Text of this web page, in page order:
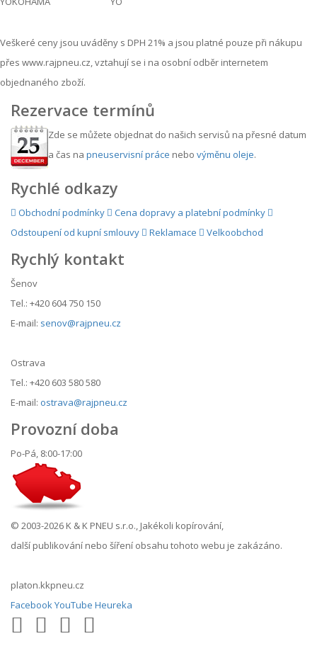
Veškeré ceny jsou uváděny s DPH 21% a jsou platné pouze při nákupu
přes www.rajpneu.cz, vztahují se i na osobní odběr internetem
objednaného zboží.
Rezervace termínů
Zde se můžete objednat do našich servisů na přesné datum
a čas na pneuservisní práce nebo výměnu oleje.
Rychlé odkazy
Obchodní podmínky
Cena dopravy a platební podmínky
Odstoupení od kupní smlouvy
Reklamace Velkoobchod
Rychlý kontakt
Šenov
Tel.: +420 604 750 150
E-mail: senov@rajpneu.cz
Ostrava
Tel.: +420 603 580 580
E-mail: ostrava@rajpneu.cz
Provozní doba
Po-Pá, 8:00-17:00
© 2003-2026 K & K PNEU s.r.o., Jakékoli kopírování,
další publikování nebo šíření obsahu tohoto webu je zakázáno.
platon.kkpneu.cz
FacebookYouTube Heureka